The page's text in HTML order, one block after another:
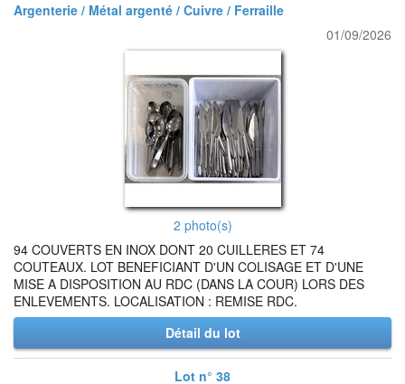
Argenterie / Métal argenté / Cuivre / Ferraille
01/09/2026
2 photo(s)
94 COUVERTS EN INOX DONT 20 CUILLERES ET 74
COUTEAUX. LOT BENEFICIANT D'UN COLISAGE ET D'UNE
MISE A DISPOSITION AU RDC (DANS LA COUR) LORS DES
ENLEVEMENTS. LOCALISATION : REMISE RDC.
Détail du lot
Lot n° 38